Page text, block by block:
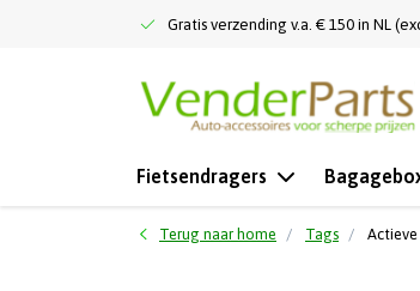
Gratis verzending v.a. € 150 in NL
Fietsendragers
Terug naar home Tags Actieve